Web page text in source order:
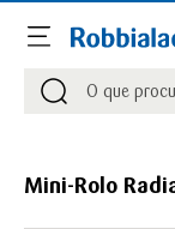
Procurar
Mini-Rolo